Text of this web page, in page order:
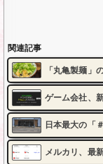
関連記事
「丸亀製麺
ゲーム会社、
日本最大の「
メルカリ、最